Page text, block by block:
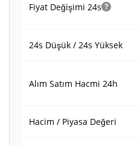
Fiyat Değişimi 24s
24s Düşük / 24s Yüksek
Alım Satım Hacmi 24h
Hacim / Piyasa Değeri